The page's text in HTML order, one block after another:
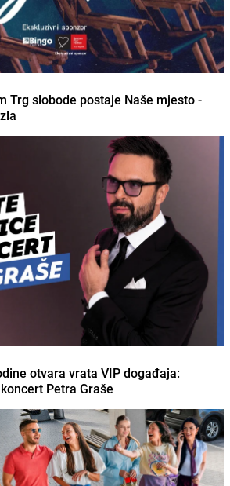
Trg slobode postaje Naše mjesto -
otvara vrata VIP događaja:
Petra Graše